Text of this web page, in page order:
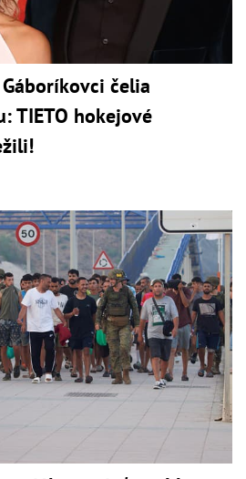
čelia
TIETO hokejové